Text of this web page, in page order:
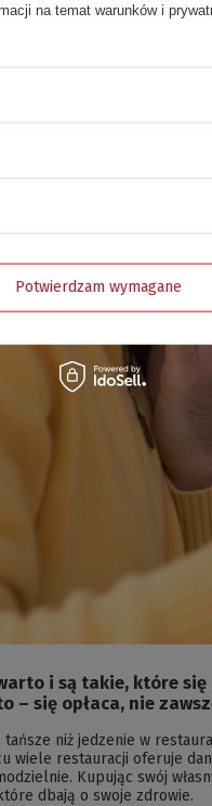
i są takie, które się
– się opłaca, nie
niż jedzenie w
wiele restauracji oferuje
Kupując swój
dbają o swoje zdrowie.
na temat warunków i
Potwierdzam wymagane